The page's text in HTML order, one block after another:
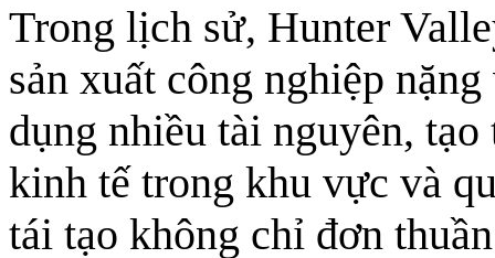
Trong lịch sử, Hunter
sản xuất công nghiệp
dụng nhiều tài nguyên,
kinh tế trong khu vực và
tái tạo không chỉ đơn